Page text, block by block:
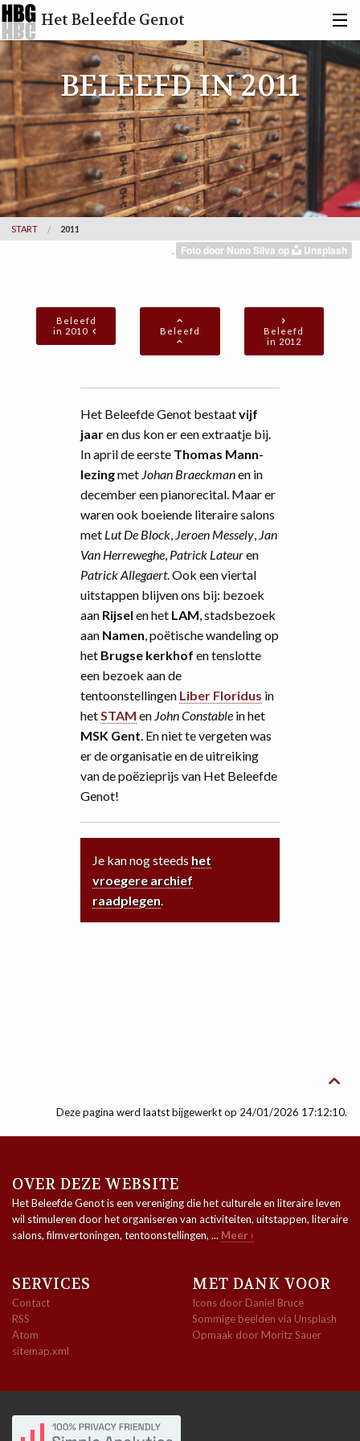
Het Beleefde Genot
ACTIVITEITEN
BERICHTEN
TOVERBERG
KUNSTENAARS
INFO
BELEEFD IN 2011
START 2011
Foto door Nuno Silva op Unsplash
Beleefd
in 2010
Beleefd
Beleefd
in 2012
Het Beleefde Genot bestaatvijf
jaaren dus kon er een extraatje bij.
In april de eerste Thomas Mann-
lezingmet Johan Braeckmanen in
december een pianorecital. Maar er
waren ook boeiende literaire salons
met Lut De Block, Jeroen Messely, Jan
Van Herreweghe, Patrick Lateuren
Patrick Allegaert. Ook een viertal
uitstappen blijven ons bij: bezoek
aan Rijsel en het LAM , stadsbezoek
aan Namen , poëtische wandeling op
het Brugse kerkhof en tenslotte
een bezoek aan de
tentoonstellingen Liber Floridus in
het STAM en John Constablein het
MSK Gent . En niet te vergeten was
er de organisatie en de uitreiking
van de poëzieprijs van Het Beleefde
Genot!
Je kan nog steeds het
vroegere archief
raadplegen.

Deze pagina werd laatst bijgewerkt op 24/01/2026 17:12:10.
OVER DEZE WEBSITE
Het Beleefde Genot is een vereniging die het culturele en literaire leven
wil stimuleren door het organiseren van activiteiten, uitstappen, literaire
salons, filmvertoningen, tentoonstellingen, ... Meer ›
SERVICES
Contact
RSS
Atom
sitemap.xml
MET DANK VOOR
Icons door Daniel Bruce
Sommige beelden via Unsplash
Opmaak door Moritz Sauer